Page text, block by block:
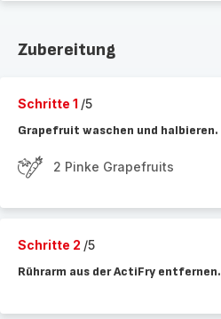
Zubereitung
Schritte 1 /5
Grapefruit waschen und halbieren.
2 Pinke Grapefruits
Schritte 2 /5
Rührarm aus der ActiFry entfernen.